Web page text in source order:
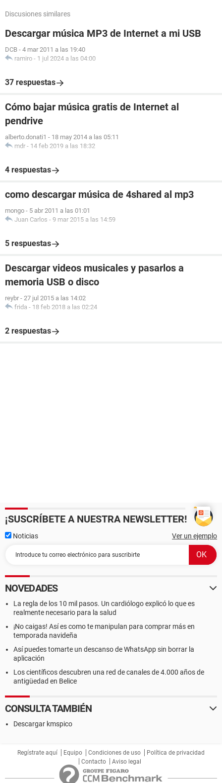
Discusiones similares
Descargar música MP3 de Internet a mi USB
DCB - 4 mar 2011 a las 19:40
ramiro - 1 jul 2024 a las 04:00
37 respuestas
Cómo bajar música gratis de Internet al
pendrive
alberto.donati1 - 18 may 2014 a las 05:11
mdr - 14 feb 2019 a las 18:32
4 respuestas
como descargar música de 4shared al mp3
mongo - 5 abr 2011 a las 01:01
Juan Carlos - 9 mar 2015 a las 14:59
5 respuestas
Descargar videos musicales y pasarlos a
memoria USB o disco
reybr - 27 jul 2015 a las 14:02
frida - 18 feb 2018 a las 02:24
2 respuestas
¡SUSCRÍBETE A NUESTRA NEWSLETTER!
Noticias Ver un ejemplo
NOVEDADES
La regla de los 10 mil pasos. Un cardiólogo explicó lo que es
realmente necesario para la salud
¡No caigas! Así es como te manipulan para comprar más en
temporada navideña
Así puedes tomarte un descanso de WhatsApp sin borrar la
aplicación
Los científicos descubren una red de canales de 4.000 años de
antigüedad en Belice
CONSULTA TAMBIÉN
Descargar kmspico
Regístrate aquí Equipo Condiciones de uso
Política de privacidad
Contacto
Aviso legal